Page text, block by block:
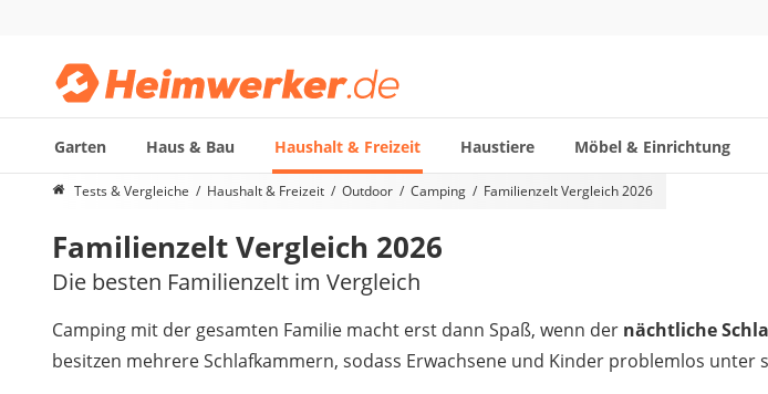
Garten Haus & Bau Haushalt & Freizeit Haustiere Möbel & Einrichtung
Die beliebtesten Vergleiche nach Kategorie
Diascanner
Walkie-Talkie Kinder
Nachtsichtgerät
Stunt-Scooter
Gusseisen Bräter
Tests & Vergleiche Haushalt & Freizeit Outdoor Camping Familienzelt Vergleich 2026
Familienzelt Vergleich 2026
Die besten Familienzelt im Vergleich
Camping mit der gesamten Familie macht erst dann Spaß, wenn der nächtliche
besitzen mehrere Schlafkammern, sodass Erwachsene und Kinder problemlos unter